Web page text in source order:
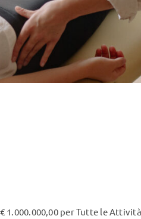
1.000.000,00 per Tutte le